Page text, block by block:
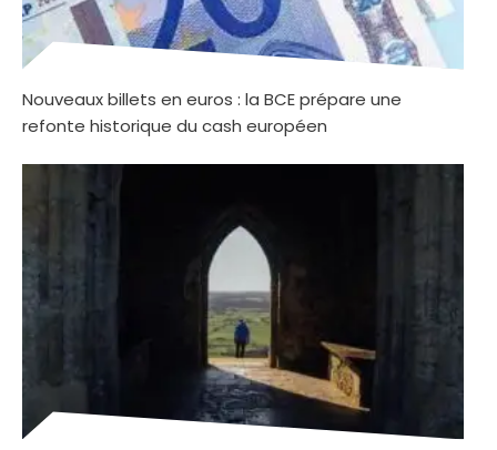
Nouveaux billets en euros : la BCE prépare une
refonte historique du cash européen